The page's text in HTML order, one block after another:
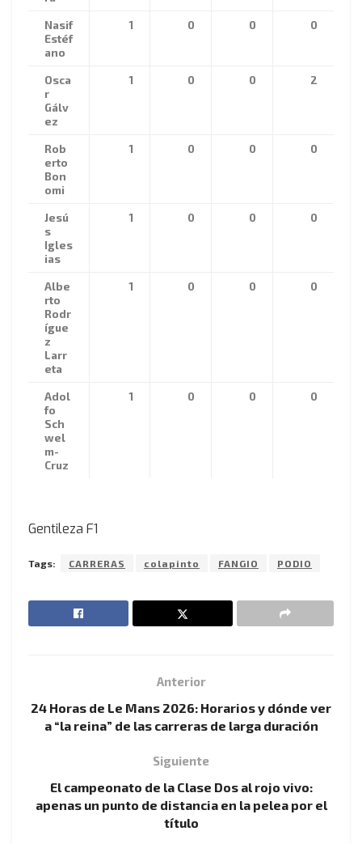
Nasif
Estéf
ano
1 0 0 0
Osca
r
Gálv
ez
1 0 0 2
Rob
erto
Bon
omi
1 0 0 0
Jesú
s
Igles
ias
1 0 0 0
Albe
rto
Rodr
ígue
z
Larr
eta
1 0 0 0
Adol
fo
Sch
wel
m-
Cruz
1 0 0 0
Gentileza F1
Tags: CARRERAS colapinto FANGIO PODIO
Anterior
24 Horas de Le Mans 2026: Horarios y dónde ver
a “la reina” de las carreras de larga duración
Siguiente
El campeonato de la Clase Dos al rojo vivo:
apenas un punto de distancia en la pelea por el
título